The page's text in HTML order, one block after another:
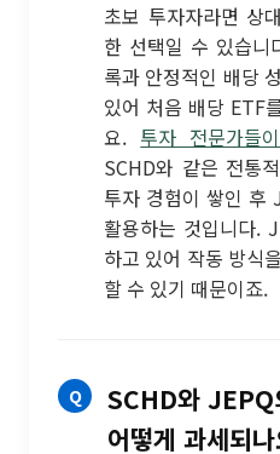
초보 투자자라면 상
한 선택일 수 있습니
록과 안정적인 배당
있어 처음 배당 ETF
요. 투자 전문가들
SCHD와 같은 전통
투자 경험이 쌓인 후
활용하는 것입니다.
하고 있어 작동 방식
할 수 있기 때문이죠.
SCHD와 JEPQ
어떻게 과세되